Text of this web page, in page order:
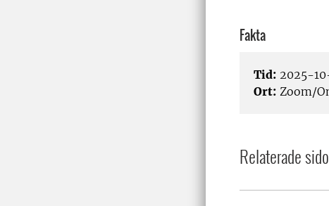
Fakta
Tid: 2025-
Ort: Zoom/
Relaterade